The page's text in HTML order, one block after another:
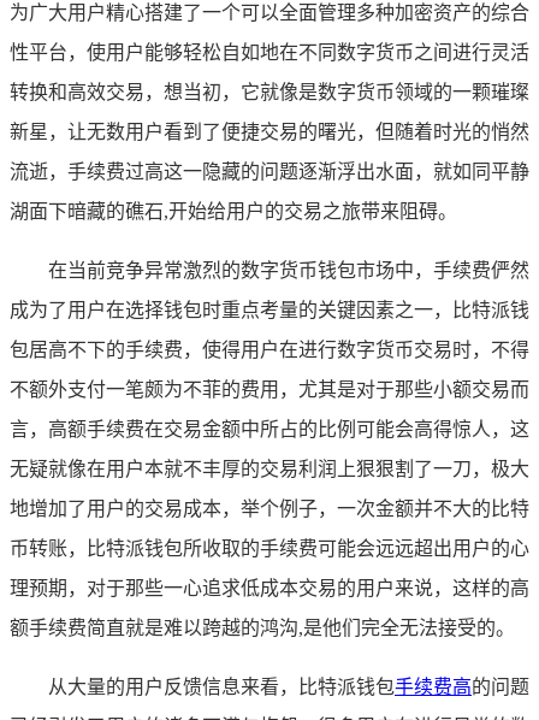
为广大用户精心搭建了一个可以全面管理多种加密资产的综合
性平台，使用户能够轻松自如地在不同数字货币之间进行灵活
转换和高效交易，想当初，它就像是数字货币领域的一颗璀璨
新星，让无数用户看到了便捷交易的曙光，但随着时光的悄然
流逝，手续费过高这一隐藏的问题逐渐浮出水面，就如同平静
湖面下暗藏的礁石,开始给用户的交易之旅带来阻碍。
在当前竞争异常激烈的数字货币钱包市场中，手续费俨然
成为了用户在选择钱包时重点考量的关键因素之一，比特派钱
包居高不下的手续费，使得用户在进行数字货币交易时，不得
不额外支付一笔颇为不菲的费用，尤其是对于那些小额交易而
言，高额手续费在交易金额中所占的比例可能会高得惊人，这
无疑就像在用户本就不丰厚的交易利润上狠狠割了一刀，极大
地增加了用户的交易成本，举个例子，一次金额并不大的比特
币转账，比特派钱包所收取的手续费可能会远远超出用户的心
理预期，对于那些一心追求低成本交易的用户来说，这样的高
额手续费简直就是难以跨越的鸿沟,是他们完全无法接受的。
从大量的用户反馈信息来看，比特派钱包手续费高的问题